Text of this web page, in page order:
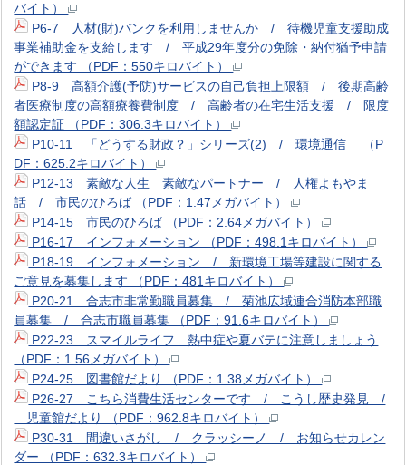
バイト）
P6-7 人材(財)バンクを利用しませんか / 待機児童支援助成
事業補助金を支給します / 平成29年度分の免除・納付猶予申請
ができます （PDF：550キロバイト）
P8-9 高額介護(予防)サービスの自己負担上限額 / 後期高齢
者医療制度の高額療養費制度 / 高齢者の在宅生活支援 / 限度
額認定証 （PDF：306.3キロバイト）
P10-11 「どうする財政？」シリーズ(2) / 環境通信 （P
DF：625.2キロバイト）
P12-13 素敵な人生 素敵なパートナー / 人権よもやま
話 / 市民のひろば （PDF：1.47メガバイト）
P14-15 市民のひろば （PDF：2.64メガバイト）
P16-17 インフォメーション （PDF：498.1キロバイト）
P18-19 インフォメーション / 新環境工場等建設に関する
ご意見を募集します （PDF：481キロバイト）
P20-21 合志市非常勤職員募集 / 菊池広域連合消防本部職
員募集 / 合志市職員募集 （PDF：91.6キロバイト）
P22-23 スマイルライフ 熱中症や夏バテに注意しましょう
（PDF：1.56メガバイト）
P24-25 図書館だより （PDF：1.38メガバイト）
P26-27 こちら消費生活センターです / こうし歴史発見 /
児童館だより （PDF：962.8キロバイト）
P30-31 間違いさがし / クラッシーノ / お知らせカレン
ダー （PDF：632.3キロバイト）